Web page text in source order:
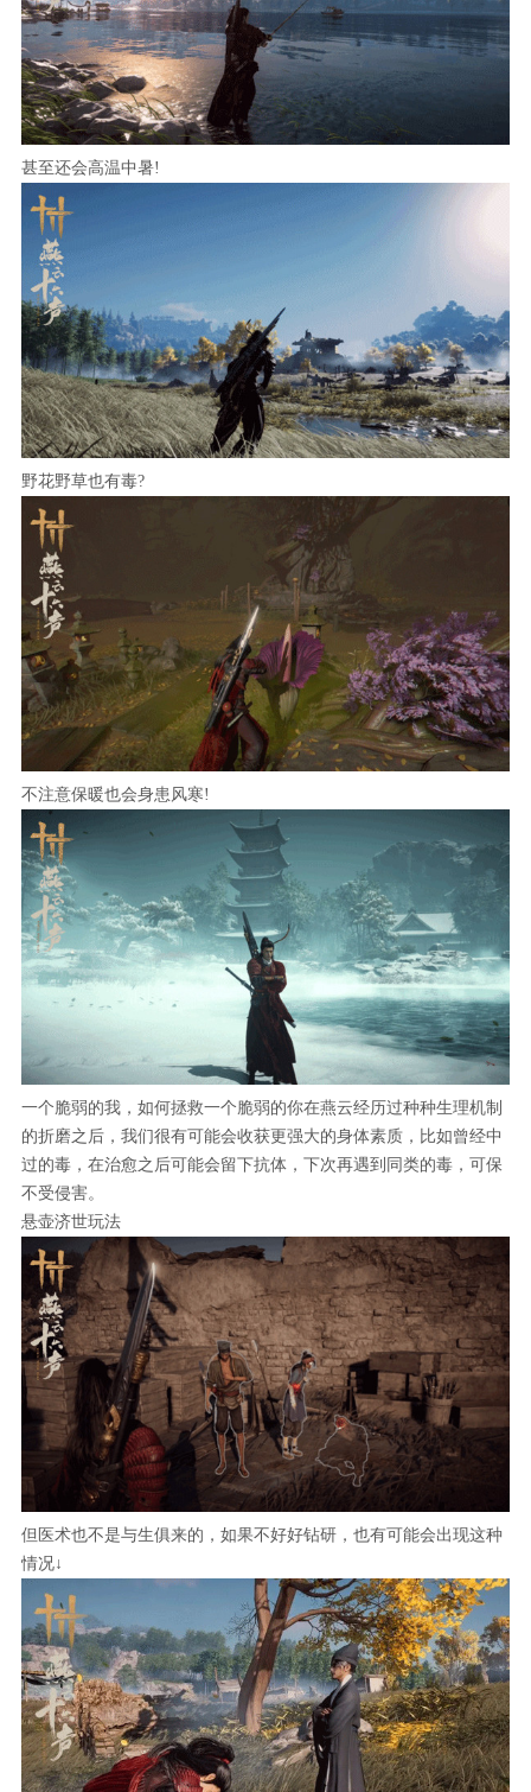
甚至还会高温中暑!
野花野草也有毒?
不注意保暖也会身患风寒!
一个脆弱的我，如何拯救一个脆弱的你在燕云经历过种种生理机制
的折磨之后，我们很有可能会收获更强大的身体素质，比如曾经中
过的毒，在治愈之后可能会留下抗体，下次再遇到同类的毒，可保
不受侵害。
悬壶济世玩法
但医术也不是与生俱来的，如果不好好钻研，也有可能会出现这种
情况↓